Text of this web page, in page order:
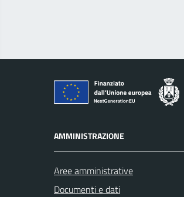
AMMINISTRAZIONE
Aree amministrative
Documenti e dati